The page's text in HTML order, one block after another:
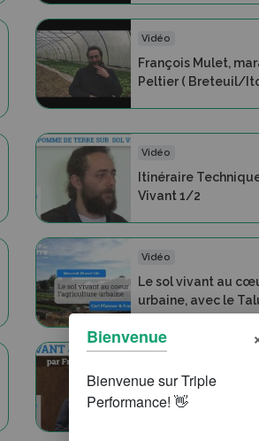
Vidéo
François Mulet,
Peltier ( Breteuil/
Vidéo
Itinéraire
Vivant 1/2
Vidéo
Le sol vivant au
urbaine, avec le
Le vivant et le sol
Bienvenue